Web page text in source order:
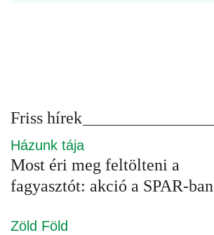
Friss hírek
Házunk tája
Most éri meg feltölteni a
fagyasztót: akció a SPAR-ban
Zöld Föld